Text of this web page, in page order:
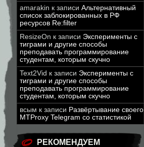
amarakin к записи Альтернативный
список заблокированных в РФ
ресурсов Re:filter
ResizeOn к записи Эксперименты с
тиграми и другие способы
преподавать программирование
студентам, которым скучно
Text2Vid к записи Эксперименты с
тиграми и другие способы
преподавать программирование
студентам, которым скучно
всым к записи Развёртывание своего
MTProxy Telegram со статистикой
РЕКОМЕНДУЕМ